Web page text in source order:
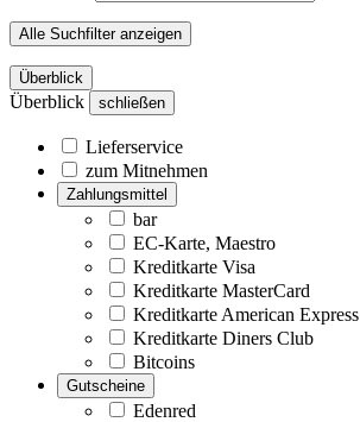
Alle Suchfilter anzeigen
Überblick
Überblick schließen
Lieferservice
zum Mitnehmen
Zahlungsmittel
bar
EC-Karte, Maestro
Kreditkarte Visa
Kreditkarte MasterCard
Kreditkarte American Express
Kreditkarte Diners Club
Bitcoins
Gutscheine
Edenred